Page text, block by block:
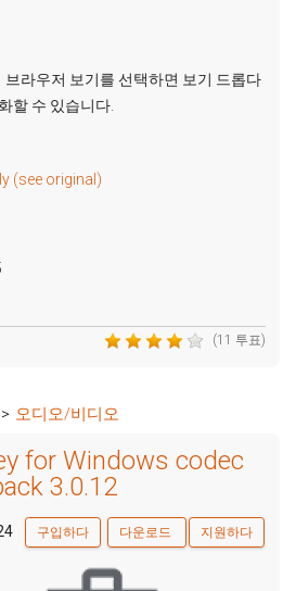
브라우저 보기를 선택하면 보기 드롭다
할 수 있습니다.
(see original)
(11 투표)
> 오디오/비디오
for Windows codec
3.0.12
구입하다 다운로드 지원하다